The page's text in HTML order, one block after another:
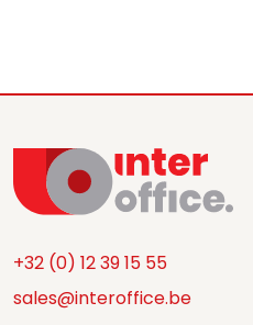
+32 (0) 12 39 15 55
sales@interoffice.be